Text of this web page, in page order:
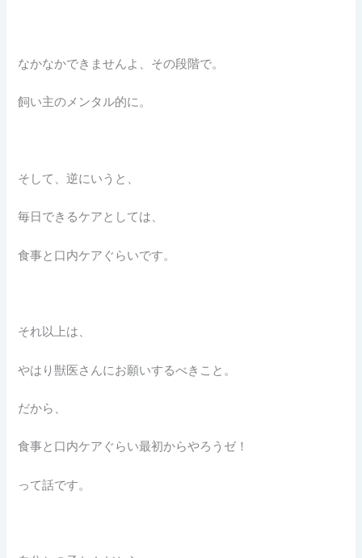
なかなかできませんよ、その段階で。
飼い主のメンタル的に。
そして、逆にいうと、
毎日できるケアとしては、
食事と口内ケアぐらいです。
それ以上は、
やはり獣医さんにお願いするべきこと。
だから、
食事と口内ケアぐらい最初からやろうゼ！
って話です。